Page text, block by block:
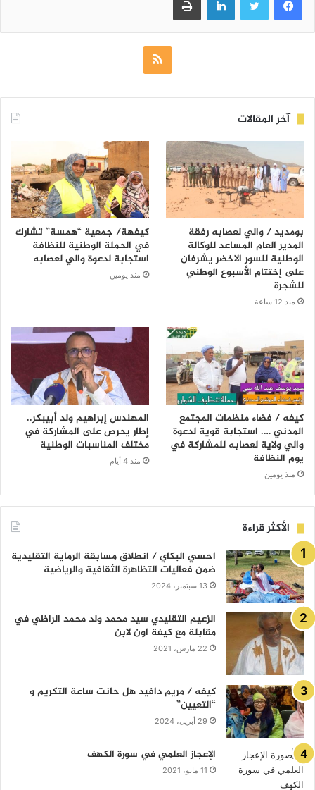
ملخص
آخر المقالات
بومديد / والي لعصابه رفقة
المدير العام المساعد للوكالة
الوطنية للسور الاخضر يشرفان
على إختتام الأسبوع الوطني
للشجرة
منذ 12 ساعة
كيفهة/ جمعية “همسة” تشارك
في الحملة الوطنية للنظافة
استجابة لدعوة والي لعصابه
منذ يومين
كيفه / فضاء منظمات المجتمع
المدني …. استجابة قوية لدعوة
والي ولاية لعصابه للمشاركة في
يوم النظافة
منذ يومين
المهندس إبراهيم ولد أبيبكر..
إطار يحرص على المشاركة في
مختلف المناسبات الوطنية
منذ 4 أيام
الأكثر قراءة
احسي البكاي / انطلاق مسابقة الرماية التقليدية
ضمن فعاليات التظاهرة الثقافية والرياضية
13 سبتمبر، 2024
الزعيم التقليدي سيد محمد ولد محمد الراظي في
مقابلة مع كيفة اون لابن
22 مارس، 2021
كيفه / مريم دافيد هل حانت ساعة التكريم و
“التعيين”
29 أبريل، 2024
الإعجاز العلمي في سورة الكهف
11 مايو، 2021